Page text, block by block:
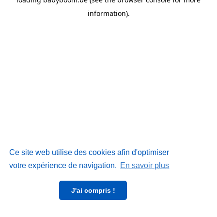
Ce site web utilise des cookies afin d'optimiser
votre expérience de navigation. En savoir plus
J'ai compris !
information).